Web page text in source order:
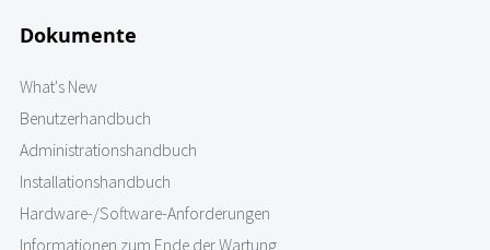
Dokumente
What's New
Benutzerhandbuch
Administrationshandbuch
Installationshandbuch
Hardware-/Software-Anforderungen
Informationen zum Ende der Wartung